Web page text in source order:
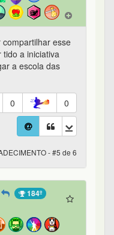
esse
tido a iniciativa
a escola das
0 0
- #5 de 6
184º